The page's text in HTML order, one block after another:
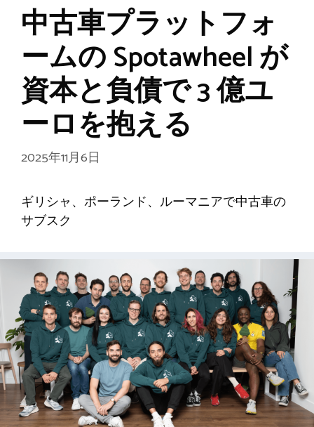
中古車プラットフォ
ームの Spotawheel が
資本と負債で 3 億ユ
ーロを抱える
2025年11月6日
ギリシャ、ポーランド、ルーマニアで中古車の
サブスク